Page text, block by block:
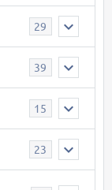
29
39
15
23